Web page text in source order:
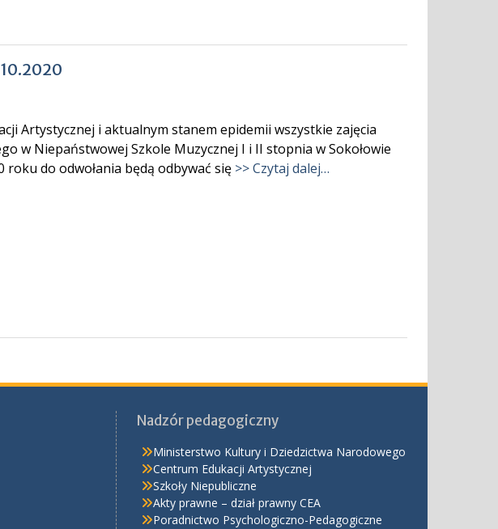
Artystycznej i aktualnym stanem epidemii wszystkie zajęcia
w Niepaństwowej Szkole Muzycznej I i II stopnia w Sokołowie
roku do odwołania będą odbywać się >> Czytaj dalej…
Nadzór pedagogiczny
Ministerstwo Kultury i Dziedzictwa Narodowego
Centrum Edukacji Artystycznej
Szkoły Niepubliczne
Akty prawne – dział prawny CEA
Poradnictwo Psychologiczno-Pedagogiczne